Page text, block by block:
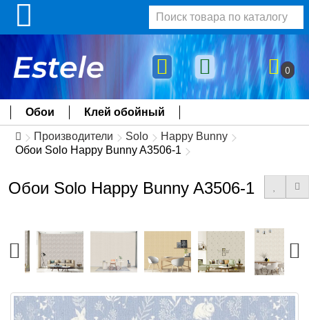
0
Обои Клей обойный
Производители Solo
Happy Bunny
Обои Solo Happy Bunny A3506-1
Обои Solo Happy Bunny A3506-1